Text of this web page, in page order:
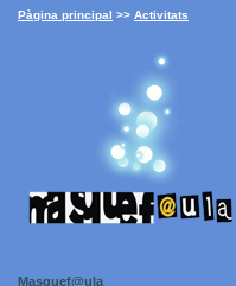
Pàgina principal >> Activitats
Masquef@ula